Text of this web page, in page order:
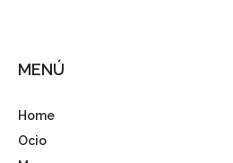
MENÚ
Home
Ocio